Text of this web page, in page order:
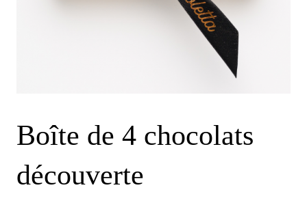
Boîte de 4 chocolats
découverte